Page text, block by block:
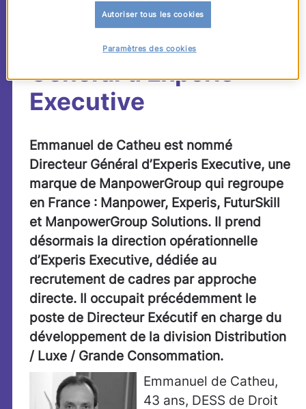
Emmanuel de Catheu
est nommé Directeur
Général d’Experis
Executive
Emmanuel de Catheu est nommé
Directeur Général d’Experis Executive, une
marque de ManpowerGroup qui regroupe
en France : Manpower, Experis, FuturSkill
et ManpowerGroup Solutions. Il prend
désormais la direction opérationnelle
d’Experis Executive, dédiée au
recrutement de cadres par approche
directe. Il occupait précédemment le
poste de Directeur Exécutif en charge du
développement de la division Distribution
/ Luxe / Grande Consommation.
Emmanuel de Catheu,
43 ans, DESS de Droit
Autoriser tous les cookies
Paramètres des cookies